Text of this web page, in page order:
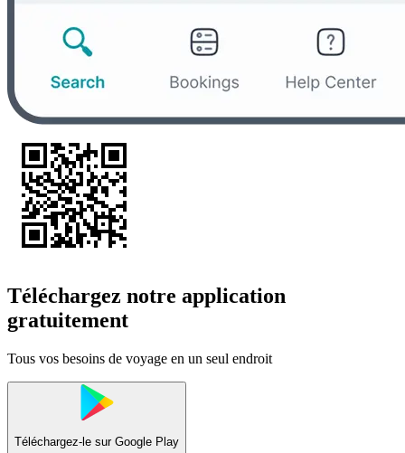
Téléchargez notre application
gratuitement
Tous vos besoins de voyage en un seul endroit
Téléchargez-le sur Google Play